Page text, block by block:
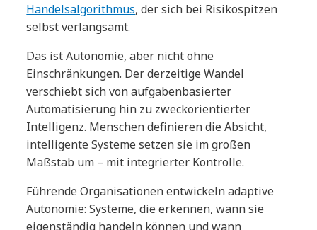
Handelsalgorithmus, der sich bei Risikospitzen
selbst verlangsamt.
Das ist Autonomie, aber nicht ohne
Einschränkungen. Der derzeitige Wandel
verschiebt sich von aufgabenbasierter
Automatisierung hin zu zweckorientierter
Intelligenz. Menschen definieren die Absicht,
intelligente Systeme setzen sie im großen
Maßstab um – mit integrierter Kontrolle.
Führende Organisationen entwickeln adaptive
Autonomie: Systeme, die erkennen, wann sie
eigenständig handeln können und wann